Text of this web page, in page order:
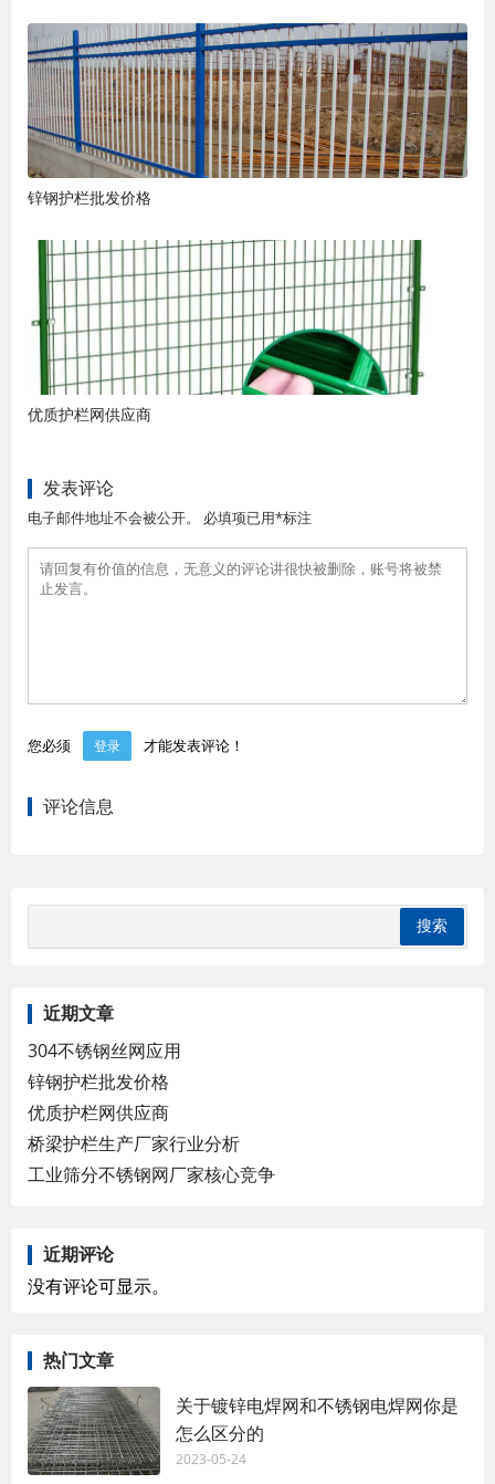
锌钢护栏批发价格
优质护栏网供应商
发表评论
电子邮件地址不会被公开。 必填项已用*标注
您必须 登录 才能发表评论！
评论信息
近期文章
304不锈钢丝网应用
锌钢护栏批发价格
优质护栏网供应商
桥梁护栏生产厂家行业分析
工业筛分不锈钢网厂家核心竞争
近期评论
没有评论可显示。
热门文章
关于镀锌电焊网和不锈钢电焊网你是
怎么区分的
2023-05-24